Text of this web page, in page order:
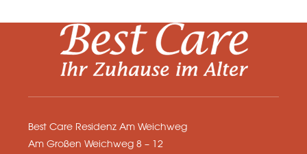
Best Care Residenz Am Weichweg
Am Großen Weichweg 8 – 12